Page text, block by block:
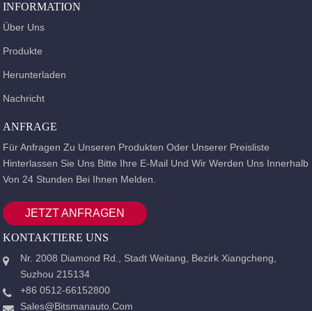
INFORMATION
Über Uns
Produkte
Herunterladen
Nachricht
ANFRAGE
Für Anfragen Zu Unseren Produkten Oder Unserer Preisliste
Hinterlassen Sie Uns Bitte Ihre E-Mail Und Wir Werden Uns Innerhalb
Von 24 Stunden Bei Ihnen Melden.
JETZT ANFRAGEN
KONTAKTIERE UNS
Nr. 2008 Diamond Rd., Stadt Weitang, Bezirk Xiangcheng,
Suzhou 215134
+86 0512-66152800
Sales@bitsmanauto.com